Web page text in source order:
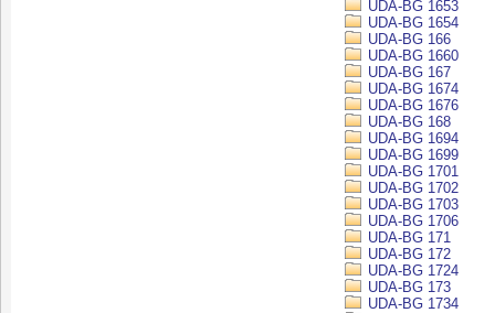
UDA-BG 1653
UDA-BG 1654
UDA-BG 166
UDA-BG 1660
UDA-BG 167
UDA-BG 1674
UDA-BG 1676
UDA-BG 168
UDA-BG 1694
UDA-BG 1699
UDA-BG 1701
UDA-BG 1702
UDA-BG 1703
UDA-BG 1706
UDA-BG 171
UDA-BG 172
UDA-BG 1724
UDA-BG 173
UDA-BG 1734